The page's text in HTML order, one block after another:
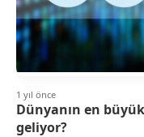
1 yıl önce
Dünyanın en
geliyor?